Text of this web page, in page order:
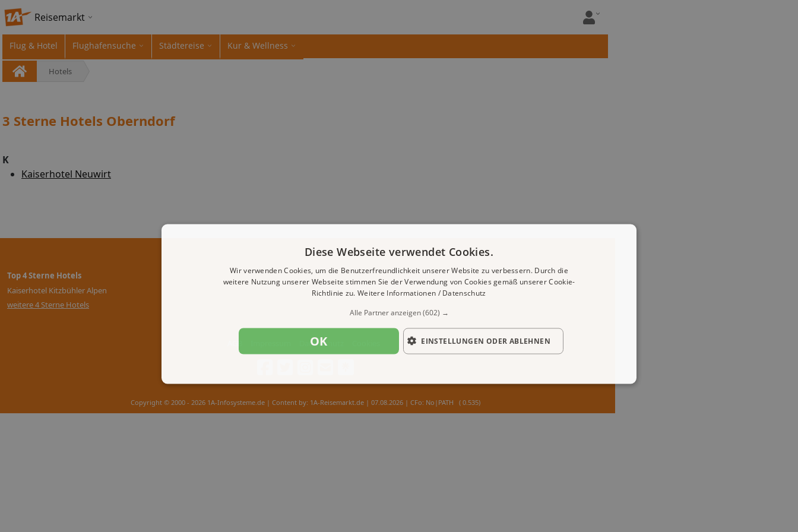
Reisemarkt
Flug & Hotel Flughafensuche Städtereise Kur & Wellness
Hotels
3 Sterne Hotels Oberndorf
K
Kaiserhotel Neuwirt
Top 4 Sterne Hotels
Kaiserhotel Kitzbühler Alpen
weitere 4 Sterne Hotels
Datenschutz
Copyright © 2000 - 2026 1A-Infosysteme.de | Content by: 1A-Reisemarkt.de | 07.08.2026 | CFo: No|PATH ( 0.535)
Diese Webseite verwendet Cookies.
Wir verwenden Cookies, um die Benutzerfreundlichkeit unserer Website zu verbessern. Durch die
weitere Nutzung unserer Webseite stimmen Sie der Verwendung von Cookies gemäß unserer Cookie-
Richtlinie zu. Weitere Informationen / Datenschutz
Alle Partner anzeigen(602) →
OK EINSTELLUNGEN ODER ABLEHNEN